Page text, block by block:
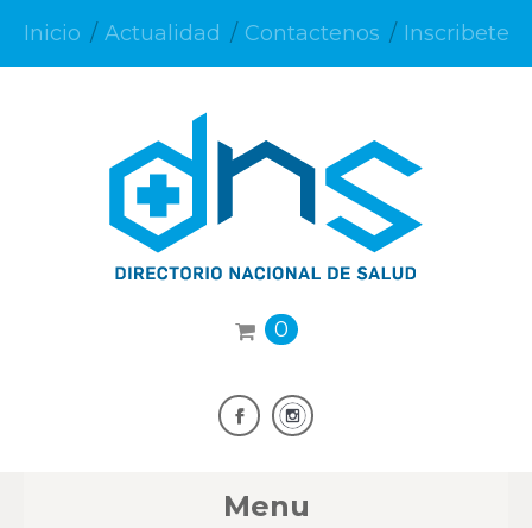
Inicio Actualidad Contactenos Inscribete
0
Menu